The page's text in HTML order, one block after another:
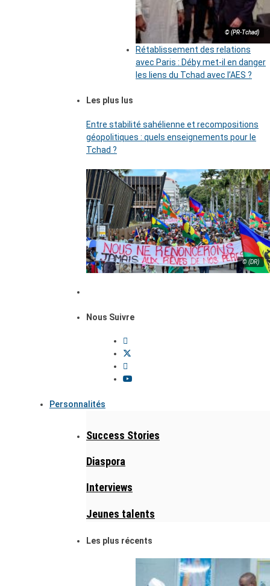
© (PR-Tchad)
Rétablissement des relations
avec Paris : Déby met-il en danger
les liens du Tchad avec l’AES ?
Les plus lus
Entre stabilité sahélienne et recompositions
géopolitiques : quels enseignements pour le
Tchad ?
© (DR)
Nous Suivre
Personnalités
Success Stories
Diaspora
Interviews
Jeunes talents
Les plus récents